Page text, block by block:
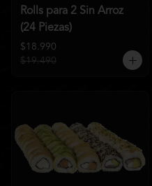
Rolls para 2 Sin Arroz
(24 Piezas)
$18.990
$19.490